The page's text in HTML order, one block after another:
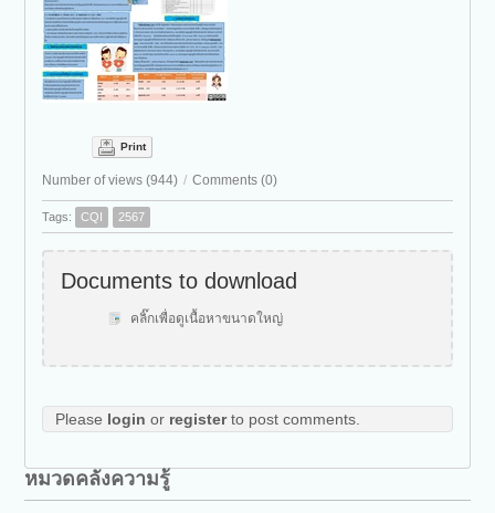
Print
Number of views (944) / Comments (0)
Tags: CQI 2567
Documents to download
คลิ๊กเพื่อดูเนื้อหาขนาดใหญ่
Please login or registerto post comments.
หมวดคลังความรู้